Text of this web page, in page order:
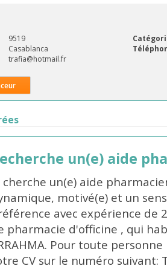
9519
Casablanca
trafia@hotmail.fr
un(e) aide
cherche un(e) aide
motivé(e) et un
avec expérience de
pharmacie d'officine , qui
Pour toute
CV sur le numéro suivant: